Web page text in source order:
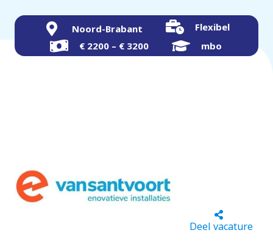
Noord-Brabant
Flexibel
€ 2200 – € 3200
mbo
Deel vacature